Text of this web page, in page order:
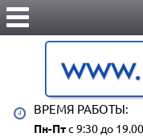
ВРЕМЯ РАБОТЫ:
Пн-Птс 9:30 до 19.00